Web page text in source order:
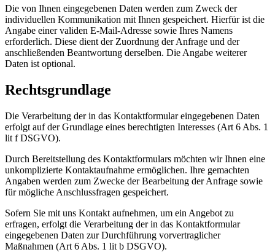
Die von Ihnen eingegebenen Daten werden zum Zweck der
individuellen Kommunikation mit Ihnen gespeichert. Hierfür ist die
Angabe einer validen E-Mail-Adresse sowie Ihres Namens
erforderlich. Diese dient der Zuordnung der Anfrage und der
anschließenden Beantwortung derselben. Die Angabe weiterer
Daten ist optional.
Rechts­grund­lage
Die Verarbeitung der in das Kontaktformular eingegebenen Daten
erfolgt auf der Grundlage eines berechtigten Interesses (Art 6 Abs. 1
lit f DSGVO).
Durch Bereitstellung des Kontaktformulars möchten wir Ihnen eine
unkomplizierte Kontaktaufnahme ermöglichen. Ihre gemachten
Angaben werden zum Zwecke der Bearbeitung der Anfrage sowie
für mögliche Anschlussfragen gespeichert.
Sofern Sie mit uns Kontakt aufnehmen, um ein Angebot zu
erfragen, erfolgt die Verarbeitung der in das Kontaktformular
eingegebenen Daten zur Durchführung vorvertraglicher
Maßnahmen (Art 6 Abs. 1 lit b DSGVO).